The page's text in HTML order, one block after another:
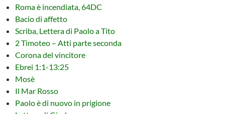
Roma è incendiata, 64DC
Bacio di affetto
Scriba, Lettera di Paolo a Tito
2 Timoteo – Atti parte seconda
Corona del vincitore
Ebrei 1:1-13:25
Mosè
Il Mar Rosso
Paolo è di nuovo in prigione